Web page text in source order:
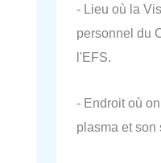
- Lieu où la
personnel du
l'EFS.
- Endroit où
plasma et son